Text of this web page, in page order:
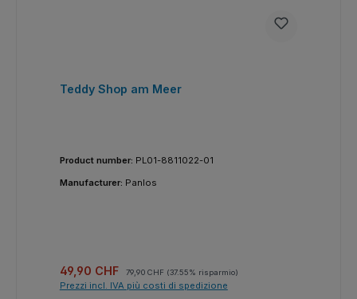
Teddy Shop am Meer
Product number: PL01-8811022-01
Manufacturer: Panlos
Prezzo di vendita:
49,90 CHF Prezzo normale:
79,90 CHF (37.55% risparmio)
Prezzi incl. IVA più costi di spedizione